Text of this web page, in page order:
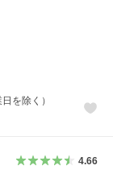
を除く）
4.66